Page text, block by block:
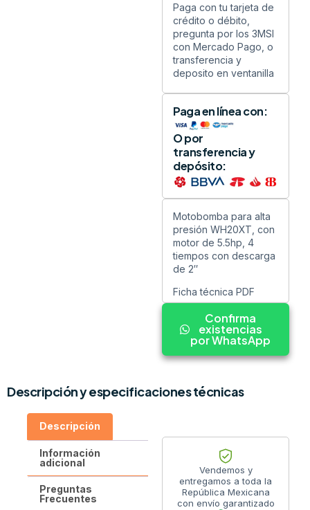
Paga con tu tarjeta de
crédito o débito,
pregunta por los 3MSI
con Mercado Pago, o
transferencia y
deposito en ventanilla
Paga en línea con:
O por
transferencia y
depósito:
Motobomba para alta
presión WH20XT, con
motor de 5.5hp, 4
tiempos con descarga
de 2″
Ficha técnica PDF
Confirma
existencias
por WhatsApp
Descripción y especificaciones técnicas
Descripción
Información
adicional
Preguntas
Frecuentes
Vendemos y
entregamos a toda la
República Mexicana
con envío garantizado